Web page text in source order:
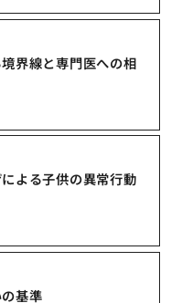
界線と専門医への相
よる子供の異常行動
基準